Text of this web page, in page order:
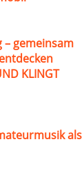
– gemeinsam
KLINGT
als